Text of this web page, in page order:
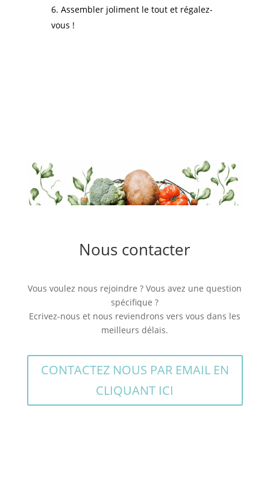
Assembler joliment le tout et régalez-
vous !
Nous contacter
Vous voulez nous rejoindre ? Vous avez une question
spécifique ?
Ecrivez-nous et nous reviendrons vers vous dans les
meilleurs délais.
CONTACTEZ NOUS PAR EMAIL EN
CLIQUANT ICI